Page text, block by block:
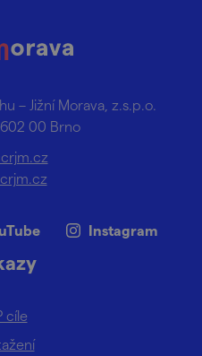
– Jižní Morava, z.s.p.o.
00 Brno
Instagram
cíle